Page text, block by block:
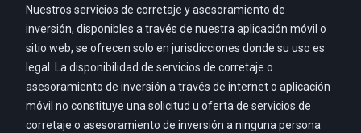
Nuestros servicios de corretaje y asesoramiento de
inversión, disponibles a través de nuestra aplicación móvil o
sitio web, se ofrecen solo en jurisdicciones donde su uso es
legal. La disponibilidad de servicios de corretaje o
asesoramiento de inversión a través de internet o aplicación
móvil no constituye una solicitud u oferta de servicios de
corretaje o asesoramiento de inversión a ninguna persona